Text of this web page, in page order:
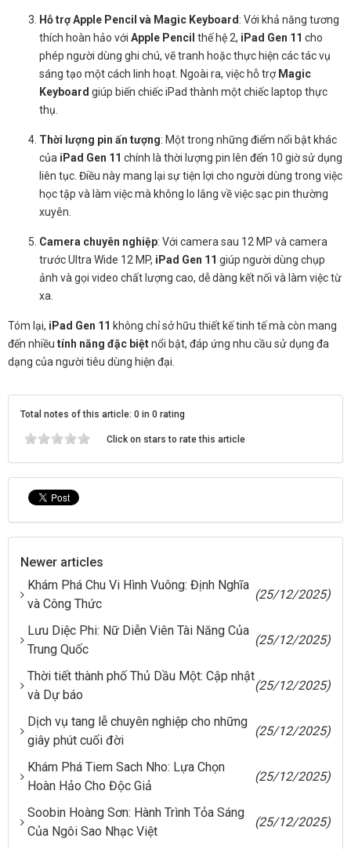
Hỗ trợ Apple Pencil và Magic Keyboard : Với khả năng tương
thích hoàn hảo với Apple Pencil thế hệ 2, iPad Gen 11 cho
phép người dùng ghi chú, vẽ tranh hoặc thực hiện các tác vụ
sáng tạo một cách linh hoạt. Ngoài ra, việc hỗ trợ Magic
Keyboard giúp biến chiếc iPad thành một chiếc laptop thực
thụ.
Thời lượng pin ấn tượng: Một trong những điểm nổi bật khác
của iPad Gen 11 chính là thời lượng pin lên đến 10 giờ sử dụng
liên tục. Điều này mang lại sự tiện lợi cho người dùng trong việc
học tập và làm việc mà không lo lắng về việc sạc pin thường
xuyên.
Camera chuyên nghiệp: Với camera sau 12 MP và camera
trước Ultra Wide 12 MP, iPad Gen 11 giúp người dùng chụp
ảnh và gọi video chất lượng cao, dễ dàng kết nối và làm việc từ
xa.
Tóm lại, iPad Gen 11 không chỉ sở hữu thiết kế tinh tế mà còn mang
đến nhiều tính năng đặc biệtnổi bật, đáp ứng nhu cầu sử dụng đa
dạng của người tiêu dùng hiện đại.
Total notes of this article: 0 in 0 rating
Click on stars to rate this article
Newer articles
Khám Phá Chu Vi Hình Vuông: Định Nghĩa
và Công Thức
(25/12/2025)
Lưu Diệc Phi: Nữ Diễn Viên Tài Năng Của
Trung Quốc
(25/12/2025)
Thời tiết thành phố Thủ Dầu Một: Cập nhật
và Dự báo
(25/12/2025)
Dịch vụ tang lễ chuyên nghiệp cho những
giây phút cuối đời
(25/12/2025)
Khám Phá Tiem Sach Nho: Lựa Chọn
Hoàn Hảo Cho Độc Giả
(25/12/2025)
Soobin Hoàng Sơn: Hành Trình Tỏa Sáng
Của Ngôi Sao Nhạc Việt
(25/12/2025)